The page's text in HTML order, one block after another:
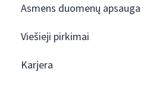
Asmens duomenų apsauga
Viešieji pirkimai
Karjera